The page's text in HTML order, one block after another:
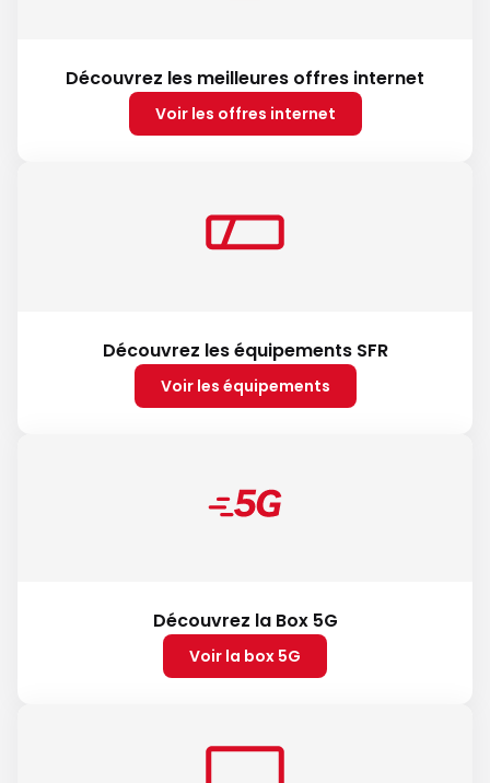
Découvrez les meilleures offres internet
Voir les offres internet
Découvrez les équipements SFR
Voir les équipements
Découvrez la Box 5G
Voir la box 5G